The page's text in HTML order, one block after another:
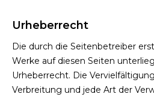
Urheberrecht
Die durch die Seitenbetreiber
Werke auf diesen Seiten
Urheberrecht. Die
Verbreitung und jede Art der